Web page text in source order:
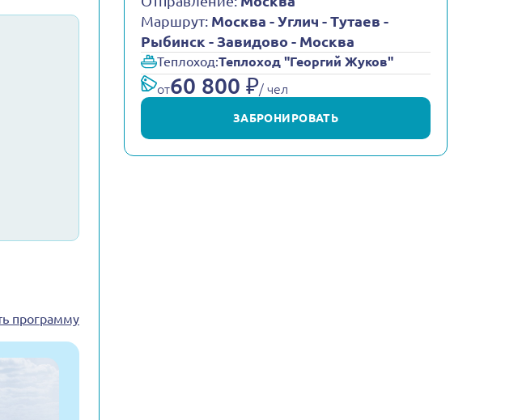
программу
Маршрут: Москва - Углич - Тутаев -
Рыбинск - Завидово - Москва
Теплоход:Теплоход "Георгий Жуков"
от60 800 ₽/ чел
ЗАБРОНИРОВАТЬ